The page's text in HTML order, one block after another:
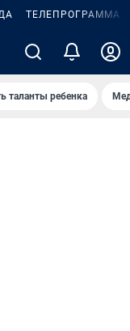
ТЕЛЕПРОГРАММА
таланты ребенка